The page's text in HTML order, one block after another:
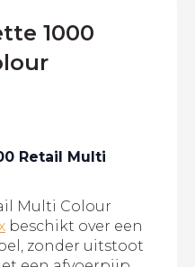
1000
Retail Multi
Multi Colour
beschikt over een
zonder uitstoot